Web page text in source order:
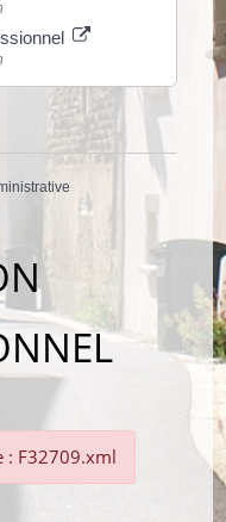
: F32709.xml